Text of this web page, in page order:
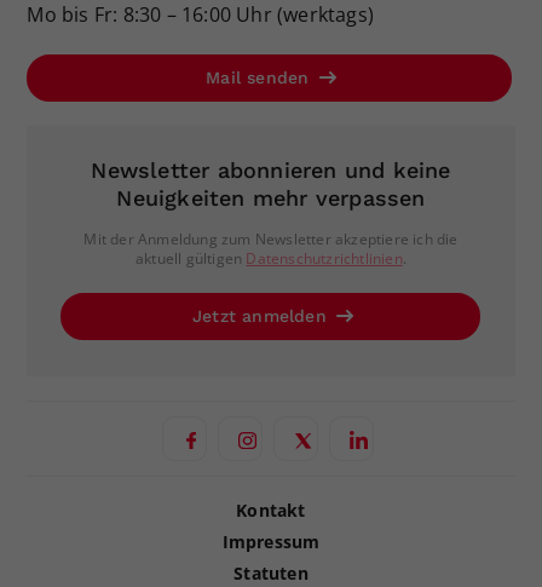
Mo bis Fr: 8:30 – 16:00 Uhr (werktags)
Mail senden
Newsletter abonnieren und keine
Neuigkeiten mehr verpassen
Mit der Anmeldung zum Newsletter akzeptiere ich die
aktuell gültigen Datenschutzrichtlinien.
Jetzt anmelden
Kontakt
Impressum
Statuten